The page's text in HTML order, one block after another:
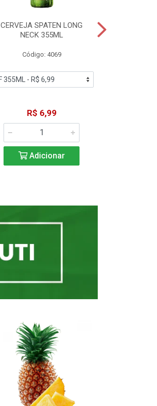
CERVEJA SPATEN LONG
NECK 355ML
Código: 4069
R$ 6,99
Adicionar